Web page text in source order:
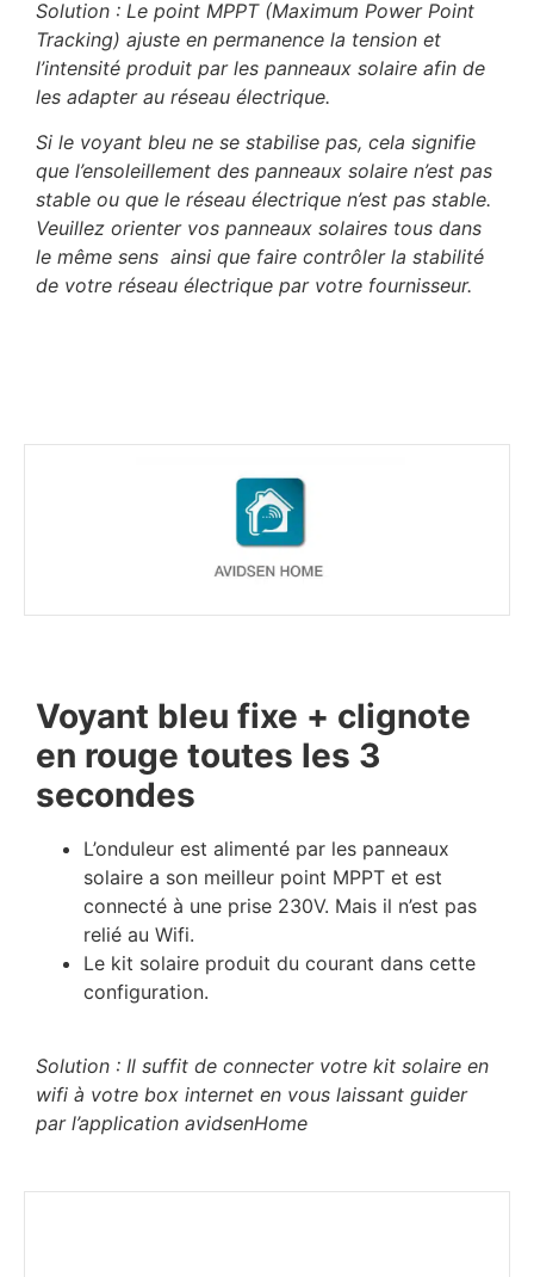
Solution : Le point MPPT (Maximum Power Point
Tracking) ajuste en permanence la tension et
l’intensité produit par les panneaux solaire afin de
les adapter au réseau électrique.
Si le voyant bleu ne se stabilise pas, cela signifie
que l’ensoleillement des panneaux solaire n’est pas
stable ou que le réseau électrique n’est pas stable.
Veuillez orienter vos panneaux solaires tous dans
le même sens ainsi que faire contrôler la stabilité
de votre réseau électrique par votre fournisseur.
Voyant bleu fixe + clignote
en rouge toutes les 3
secondes
L’onduleur est alimenté par les panneaux
solaire a son meilleur point MPPT et est
connecté à une prise 230V. Mais il n’est pas
relié au Wifi.
Le kit solaire produit du courant dans cette
configuration.
Solution : Il suffit de connecter votre kit solaire en
wifi à votre box internet en vous laissant guider
par l’application avidsenHome